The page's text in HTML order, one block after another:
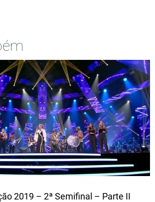
2019 – 2ª Semifinal – Parte II